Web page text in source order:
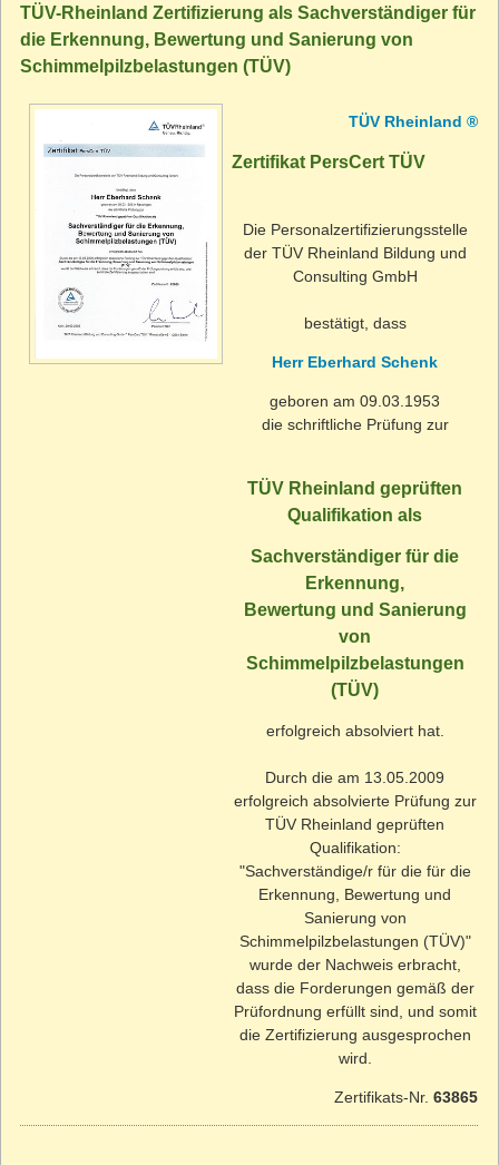
TÜV-Rheinland Zertifizierung als Sachverständiger für
die Erkennung, Bewertung und Sanierung von
Schimmelpilzbelastungen (TÜV)
TÜV Rheinland ®
Zertifikat PersCert TÜV
Die Personalzertifizierungsstelle
der TÜV Rheinland Bildung und
Consulting GmbH
bestätigt, dass
Herr Eberhard Schenk
geboren am 09.03.1953
die schriftliche Prüfung zur
TÜV Rheinland geprüften
Qualifikation als
Sachverständiger für die
Erkennung,
Bewertung und Sanierung
von
Schimmelpilzbelastungen
(TÜV)
erfolgreich absolviert hat.
Durch die am 13.05.2009
erfolgreich absolvierte Prüfung zur
TÜV Rheinland geprüften
Qualifikation:
"Sachverständige/r für die für die
Erkennung, Bewertung und
Sanierung von
Schimmelpilzbelastungen (TÜV)"
wurde der Nachweis erbracht,
dass die Forderungen gemäß der
Prüfordnung erfüllt sind, und somit
die Zertifizierung ausgesprochen
wird.
Zertifikats-Nr.63865